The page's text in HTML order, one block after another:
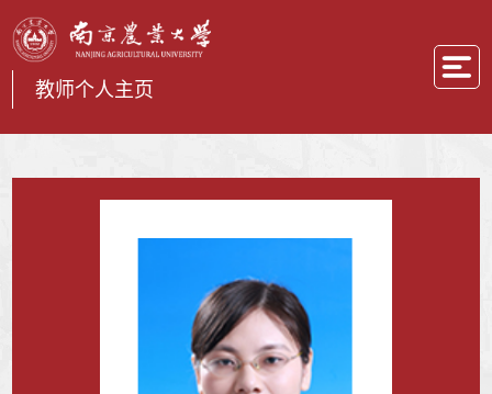
教师个人主页